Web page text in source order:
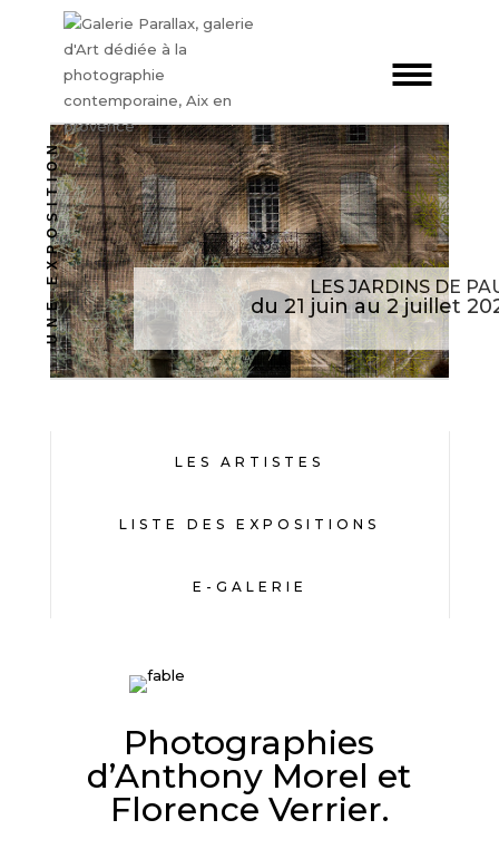
UNE EXPOSITION LES JARDINS DE
du 21 juin au 2 juillet
LES ARTISTES
LISTE DES EXPOSITIONS
E-GALERIE
Photographies
d’Anthony Morel et
Florence Verrier.